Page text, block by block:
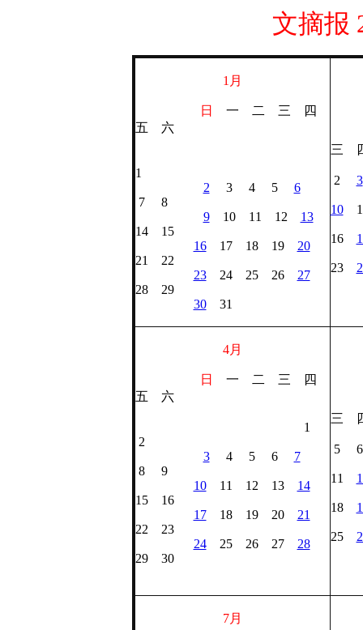
文摘报
1月
日
一 二 三 四
五 六
1
2 3 4 5 6
7 8
910 11 12 13
14 15
1617 18 19 20
21 22
2324 25 26 27
28 29
3031
三
2 3
10
16
23
4月
日
一 二 三 四
五 六
1
2
34 5 6 7
8 9
1011 12 13 14
15 16
1718 19 20 21
22 23
2425 26 27 28
29 30
三
5
11
18
25
7月